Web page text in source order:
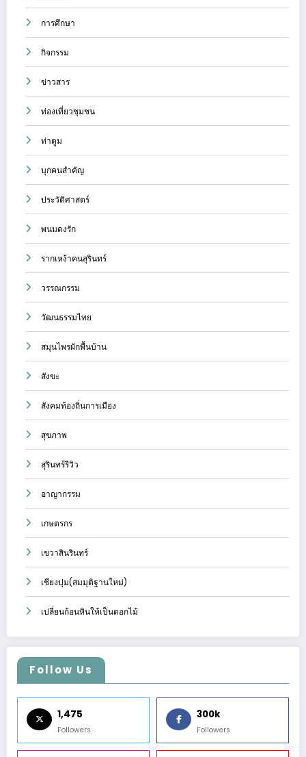
การศึกษา
กิจกรรม
ข่าวสาร
ท่องเที่ยวชุมชน
ท่าตูม
บุกคนสำคัญ
ประวัติศาสตร์
พนมดงรัก
รากเหง้าคนสุรินทร์
วรรณกรรม
วัฒนธรรมไทย
สมุนไพรผักพื้นบ้าน
สังขะ
สังคมท้องถิ่นการเมือง
สุขภาพ
สุรินทร์รีวิว
อาญากรรม
เกษตรกร
เขวาสินรินทร์
เชียงปุม(สมมุติฐานใหม่)
เปลี่ยนก้อนหินให้เป็นดอกไม้
Follow Us
1,475
Followers
300k
Followers